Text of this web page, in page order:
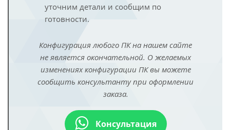
уточним детали и сообщим по
готовности.
Конфигурация любого ПК на нашем сайте
не является окончательной. О желаемых
изменениях конфигурации ПК вы можете
сообщить консультанту при оформлении
заказа.
Консультация